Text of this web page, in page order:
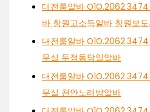
대전룸알바
바 창원고소득알바 창원보
대전룸알바
무실 두정동당일알바
대전룸알바
무실 천안노래방알바